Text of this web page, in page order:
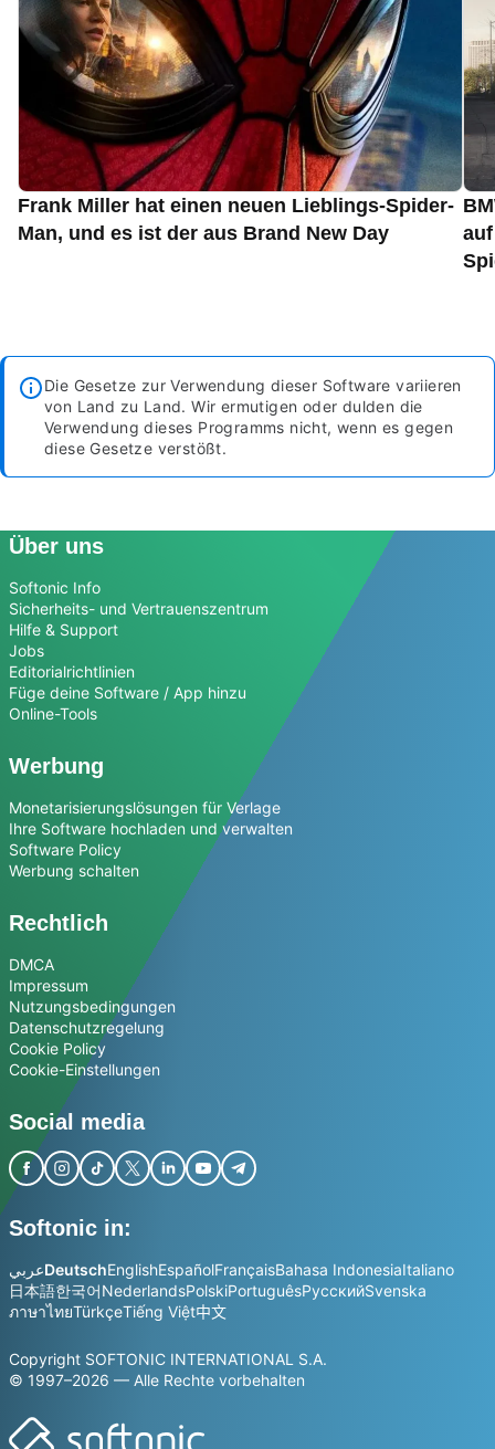
Frank Miller hat einen neuen Lieblings-Spider-
Man, und es ist der aus Brand New Day
Die Gesetze zur Verwendung dieser Software variieren
von Land zu Land. Wir ermutigen oder dulden die
Verwendung dieses Programms nicht, wenn es gegen
diese Gesetze verstößt.
Über uns
Softonic Info
Sicherheits- und Vertrauenszentrum
Hilfe & Support
Jobs
Editorialrichtlinien
Füge deine Software / App hinzu
Online-Tools
Werbung
Monetarisierungslösungen für Verlage
Ihre Software hochladen und verwalten
Software Policy
Werbung schalten
Rechtlich
DMCA
Impressum
Nutzungsbedingungen
Datenschutzregelung
Cookie Policy
Cookie-Einstellungen
Social media
Softonic in:
عربيDeutschEnglishEspañolFrançaisBahasa IndonesiaItaliano
日本語한국어NederlandsPolskiPortuguêsРусскийSvenska
ภาษาไทยTürkçeTiếng Việt中文
Copyright SOFTONIC INTERNATIONAL S.A.
© 1997–2026 — Alle Rechte vorbehalten